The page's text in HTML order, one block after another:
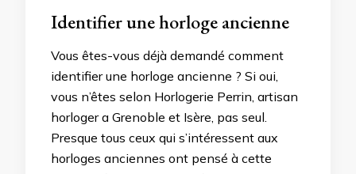
Identifier une horloge ancienne
Vous êtes-vous déjà demandé comment
identifier une horloge ancienne ? Si oui,
vous n’êtes selon Horlogerie Perrin, artisan
horloger a Grenoble et Isère, pas seul.
Presque tous ceux qui s’intéressent aux
horloges anciennes ont pensé à cette